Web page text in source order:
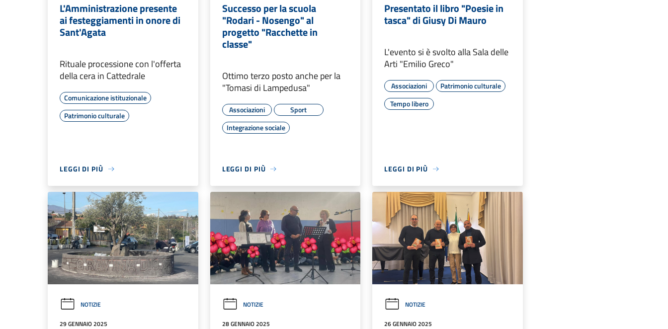
L'Amministrazione presente
ai festeggiamenti in onore di
Sant'Agata
Rituale processione con l'offerta
della cera in Cattedrale
Comunicazione istituzionale
Patrimonio culturale
LEGGI DI PIÙ
Successo per la scuola
"Rodari - Nosengo" al
progetto "Racchette in
classe"
Ottimo terzo posto anche per la
"Tomasi di Lampedusa"
Associazioni
Sport
Integrazione sociale
LEGGI DI PIÙ
Presentato il libro "Poesie in
tasca" di Giusy Di Mauro
L'evento si è svolto alla Sala delle
Arti "Emilio Greco"
Associazioni
Patrimonio culturale
Tempo libero
LEGGI DI PIÙ
NOTIZIE
29 GENNAIO 2025
NOTIZIE
28 GENNAIO 2025
NOTIZIE
26 GENNAIO 2025